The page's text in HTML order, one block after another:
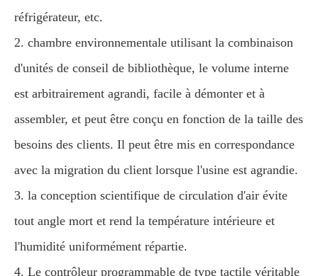
réfrigérateur, etc.
2. chambre environnementale utilisant la combinaison
d'unités de conseil de bibliothèque, le volume interne
est arbitrairement agrandi, facile à démonter et à
assembler, et peut être conçu en fonction de la taille des
besoins des clients. Il peut être mis en correspondance
avec la migration du client lorsque l'usine est agrandie.
3. la conception scientifique de circulation d'air évite
tout angle mort et rend la température intérieure et
l'humidité uniformément répartie.
4. Le contrôleur programmable de type tactile véritable